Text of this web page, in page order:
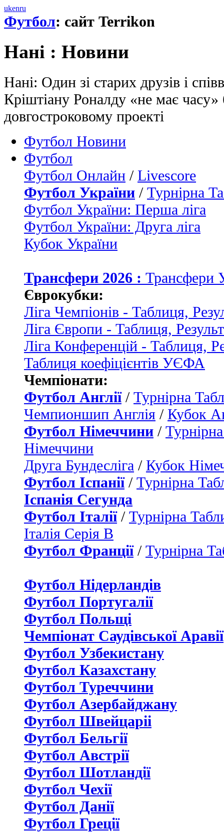
ukenru
Футбол: сайт Terrikon
Нані : Новини
Нані: Один зі старих друзів і
Кріштіану Роналду «не має часу»
довгостроковому проекті
Футбол Новини
Футбол
Футбол Онлайн / Livescore
Футбол України / Турнірна
Футбол України: Перша ліга
Футбол України: Друга ліга
Кубок України
Трансфери 2026 : Трансфери
Єврокубки:
Ліга Чемпіонів - Таблиця,
Ліга Європи - Таблиця,
Ліга Конференцій - Таблиця,
Таблиця коефіцієнтів УЄФА
Чемпіонати:
Футбол Англії/ Турнірна
Чемпионшип Англія / Кубок
Футбол Німеччини /
Німеччини
Друга Бундесліга / Кубок
Футбол Іспанії/ Турнірна
Іспанія Сегунда
Футбол Італії/ Турнірна
Італія Серія B
Футбол Франції/ Турнірна
Футбол Нідерландiв
Футбол Португалії
Футбол Польщі
Чемпіонат Саудівської Аравії
Футбол Узбекистану
Футбол Казахстану
Футбол Туреччини
Футбол Азербайджану
Футбол Швейцаріі
Футбол Бельгії
Футбол Австрії
Футбол Шотландії
Футбол Чехії
Футбол Данії
Футбол Греції